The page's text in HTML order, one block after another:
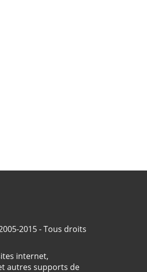
2015 - Tous droits
internet,
autres supports de